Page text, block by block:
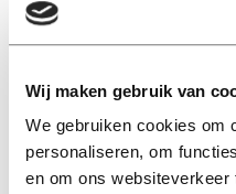
Wij maken gebruik van
We gebruiken cookies om
personaliseren, om
en om ons
Lees ook